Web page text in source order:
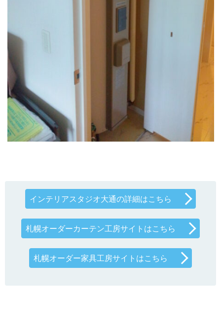
インテリアスタジオ大通の詳細はこちら
札幌オーダーカーテン工房サイトはこちら
札幌オーダー家具工房サイトはこちら